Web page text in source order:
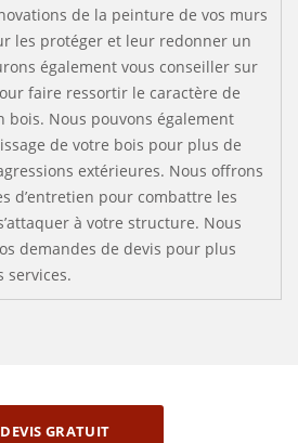
DEVIS GRATUIT
de la peinture de vos murs
les protéger et leur redonner un
également vous conseiller sur
faire ressortir le caractère de
Nous pouvons également
de votre bois pour plus de
extérieures. Nous offrons
d’entretien pour combattre les
à votre structure. Nous
demandes de devis pour plus
services.